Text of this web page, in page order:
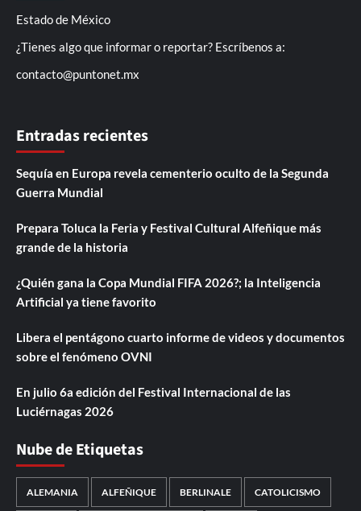
Estado de México
¿Tienes algo que informar o reportar? Escríbenos a:
contacto@puntonet.mx
Entradas recientes
Sequía en Europa revela cementerio oculto de la Segunda
Guerra Mundial
Prepara Toluca la Feria y Festival Cultural Alfeñique más
grande de la historia
¿Quién gana la Copa Mundial FIFA 2026?; la Inteligencia
Artificial ya tiene favorito
Libera el pentágono cuarto informe de videos y documentos
sobre el fenómeno OVNI
En julio 6a edición del Festival Internacional de las
Luciérnagas 2026
Nube de Etiquetas
ALEMANIA ALFEÑIQUE BERLINALE CATOLICISMO